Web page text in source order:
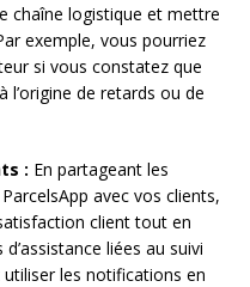
chaîne logistique et mettre
exemple, vous pourriez
si vous constatez que
l’origine de retards ou de
: En partageant les
avec vos clients,
client tout en
liées au suivi
les notifications en